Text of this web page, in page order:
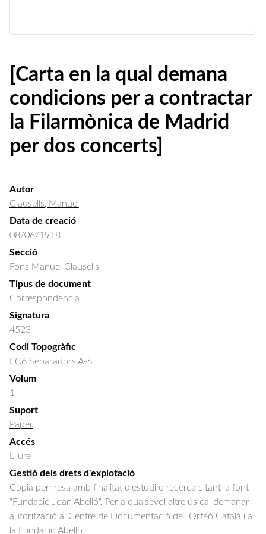
[Carta en la qual demana
condicions per a contractar
la Filarmònica de Madrid
per dos concerts]
Autor
Clausells, Manuel
Data de creació
08/06/1918
Secció
Fons Manuel Clausells
Tipus de document
Correspondència
Signatura
4523
Codi Topogràfic
FC6 Separadors A-S
Volum
1
Suport
Paper
Accés
Lliure
Gestió dels drets d'explotació
Còpia permesa amb finalitat d'estudi o recerca citant la font
"Fundació Joan Abelló". Per a qualsevol altre ús cal demanar
autorització al Centre de Documentació de l'Orfeó Català i a
la Fundació Abelló.